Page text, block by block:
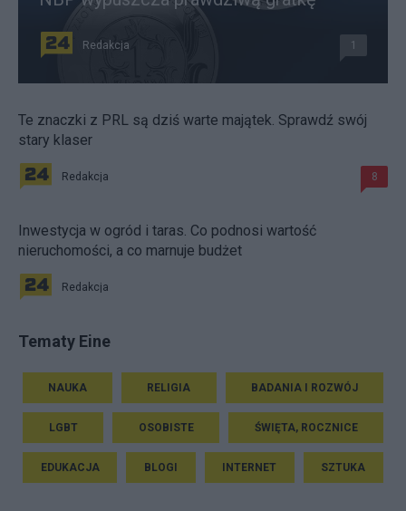
Redakcja 1
Te znaczki z PRL są dziś warte majątek. Sprawdź swój
stary klaser
Redakcja 8
Inwestycja w ogród i taras. Co podnosi wartość
nieruchomości, a co marnuje budżet
Redakcja
Tematy Eine
NAUKA RELIGIA BADANIA I ROZWÓJ
LGBT OSOBISTE ŚWIĘTA, ROCZNICE
EDUKACJA BLOGI INTERNET SZTUKA